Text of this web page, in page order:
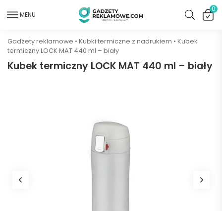
MENU
0
Gadżety reklamowe • Kubki termiczne z nadrukiem • Kubek
termiczny LOCK MAT 440 ml – biały
Kubek termiczny LOCK MAT 440 ml – biały